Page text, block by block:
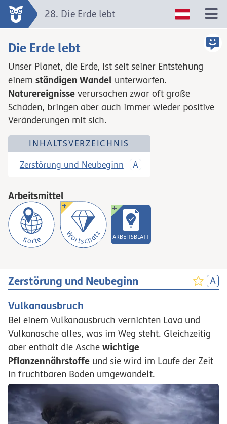
Die Erde lebt
Unser Planet, die Erde, ist seit seiner Entstehung
einem ständigen Wandel unterworfen.
Naturereignisse verursachen zwar oft große
Schäden, bringen aber auch immer wieder positive
Veränderungen mit sich.
INHALTSVERZEICHNIS
Zerstörung und Neubeginn
Arbeitsmittel
ARBEITSBLATT
Zerstörung und Neubeginn
Vulkanausbruch
Bei einem Vulkanausbruch vernichten Lava und
Vulkanasche alles, was im Weg steht. Gleichzeitig
aber enthält die Asche wichtige
Pflanzennährstoffe und sie wird im Laufe der Zeit
in fruchtbaren Boden umgewandelt.
28. Die Erde lebt